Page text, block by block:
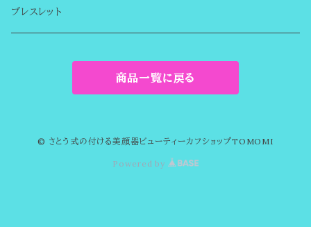
チャーム付き
まるでイヤリングのようなイヤーカフ
金属アレルギー対応
ブレスレット
商品一覧に戻る
© さとう式の付ける美顔器ビューティーカフショップTOMOMI
Powered by